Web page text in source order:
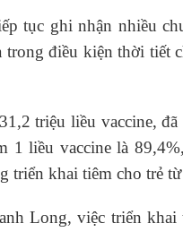
tục ghi nhận nhiều
điều kiện thời tiết
triệu liều vaccine,
1 liều vaccine là
triển khai tiêm cho trẻ
Long, việc triển